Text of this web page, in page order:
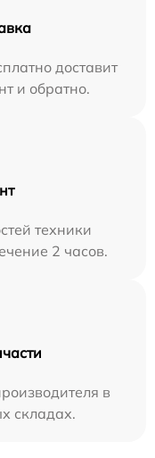
доставит
и обратно.
техники
2 часов.
в
складах.